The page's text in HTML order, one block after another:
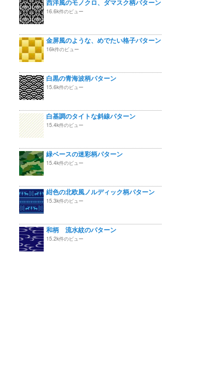
西洋風のモノクロ、ダマスク柄パターン
16.6k件のビュー
金屏風のような、めでたい格子パターン
16k件のビュー
白黒の青海波柄パターン
15.6k件のビュー
白基調のタイトな斜線パターン
15.4k件のビュー
緑ベースの迷彩柄パターン
15.4k件のビュー
紺色の北欧風ノルディック柄パターン
15.3k件のビュー
和柄 流水紋のパターン
15.2k件のビュー